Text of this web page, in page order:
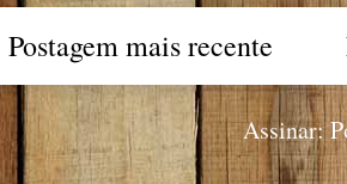
Postagem mais recente
Assinar: